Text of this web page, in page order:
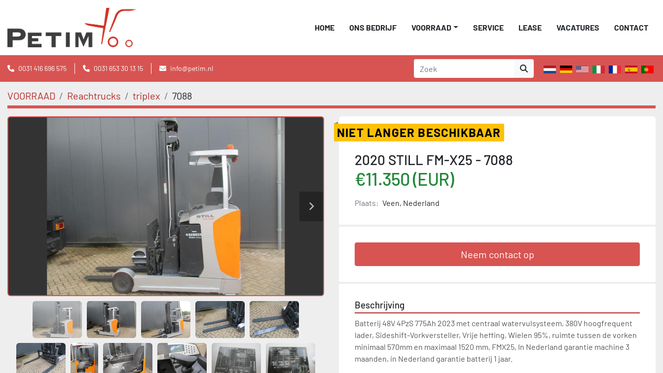
HOME ONS BEDRIJF VOORRAAD SERVICE LEASE VACATURES CONTACT
0031 416 696 575 0031 653 30 13 15 info@petim.nl
VOORRAAD Reachtrucks triplex 7088
NIET LANGER BESCHIKBAAR
2020 STILL FM-X25 - 7088
€11.350 (EUR)
Plaats: Veen, Nederland
Neem contact op
Beschrijving
Batterij 48V 4PzS 775Ah 2023 met centraal watervulsysteem, 380V hoogfrequent
lader, Sideshift-Vorkversteller, Vrije heffing, Wielen 95%, ruimte tussen de vorken
minimaal 570mm en maximaal 1520 mm, FMX25, In Nederland garantie machine 3
maanden, in Nederland garantie batterij 1 jaar.